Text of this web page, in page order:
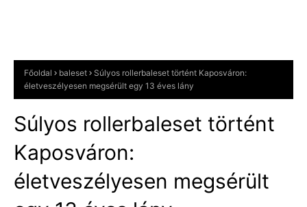
Főoldal baleset
Súlyos rollerbaleset történt Kaposváron:
életveszélyesen megsérült egy 13 éves lány
Súlyos rollerbaleset történt
Kaposváron:
életveszélyesen megsérült